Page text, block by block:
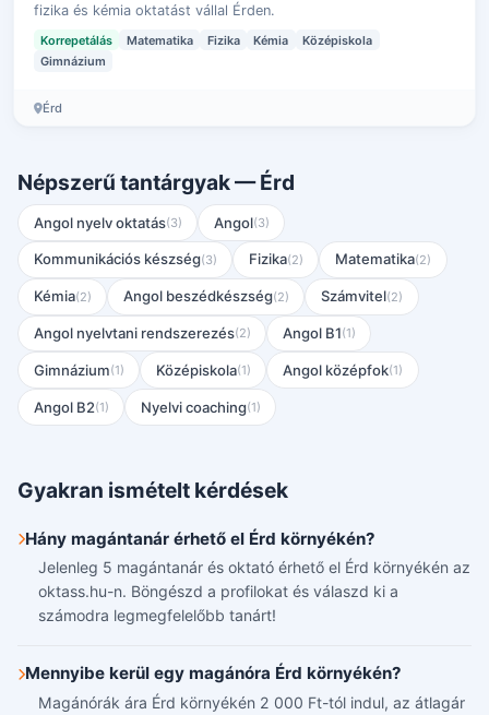
fizika és kémia oktatást vállal Érden.
Korrepetálás Matematika Fizika Kémia
Középiskola
Gimnázium
Érd
Népszerű tantárgyak — Érd
Angol nyelv oktatás(3) Angol(3)
Kommunikációs készség(3) Fizika(2) Matematika(2)
Kémia(2) Angol beszédkészség(2) Számvitel(2)
Angol nyelvtani rendszerezés(2) Angol B1(1)
Gimnázium(1) Középiskola(1) Angol középfok(1)
Angol B2(1) Nyelvi coaching(1)
Gyakran ismételt kérdések
Hány magántanár érhető el Érd környékén?
Jelenleg 5 magántanár és oktató érhető el Érd környékén az
oktass.hu-n. Böngészd a profilokat és válaszd ki a
számodra legmegfelelőbb tanárt!
Mennyibe kerül egy magánóra Érd környékén?
Magánórák ára Érd környékén 2 000 Ft-tól indul, az átlagár